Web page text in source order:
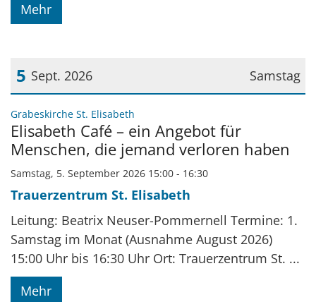
Mehr
Samstag
5 Sept. 2026
Datum: 5. September 2026
Grabeskirche St. Elisabeth
Elisabeth Café – ein Angebot für
Menschen, die jemand verloren haben
Samstag, 5. September 2026 15:00 - 16:30
Trauerzentrum St. Elisabeth
Leitung: Beatrix Neuser-Pommernell Termine: 1.
Samstag im Monat (Ausnahme August 2026)
15:00 Uhr bis 16:30 Uhr Ort: Trauerzentrum St. ...
Mehr